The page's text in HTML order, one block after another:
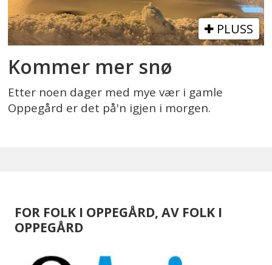
PLUSS
Kommer mer snø
Etter noen dager med mye vær i gamle
Oppegård er det på'n igjen i morgen.
FOR FOLK I OPPEGÅRD, AV FOLK I
OPPEGÅRD